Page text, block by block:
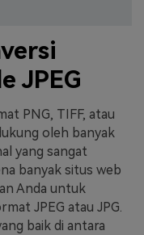
JPEG
PNG, TIFF, atau
oleh banyak
yang sangat
banyak situs web
Anda untuk
JPEG atau JPG.
baik di antara